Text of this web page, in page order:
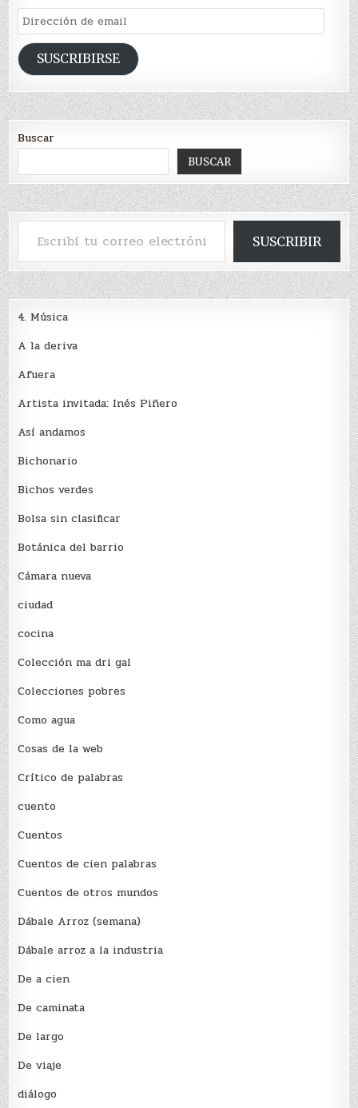
Dirección
de
emailSUSCRIBIRSE
Buscar
BUSCAR
Escribí tu correo electrónico…
SUSCRIBIR
4. Música
A la deriva
Afuera
Artista invitada: Inés Piñero
Así andamos
Bichonario
Bichos verdes
Bolsa sin clasificar
Botánica del barrio
Cámara nueva
ciudad
cocina
Colección ma dri gal
Colecciones pobres
Como agua
Cosas de la web
Crítico de palabras
cuento
Cuentos
Cuentos de cien palabras
Cuentos de otros mundos
Dábale Arroz (semana)
Dábale arroz a la industria
De a cien
De caminata
De largo
De viaje
diálogo